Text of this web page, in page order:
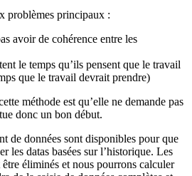
problèmes principaux :
avoir de cohérence entre les
le temps qu’ils pensent que le travail
que le travail devrait prendre)
méthode est qu’elle ne demande pas
donc un bon début.
de données sont disponibles pour que
les datas basées sur l’historique. Les
éliminés et nous pourrons calculer